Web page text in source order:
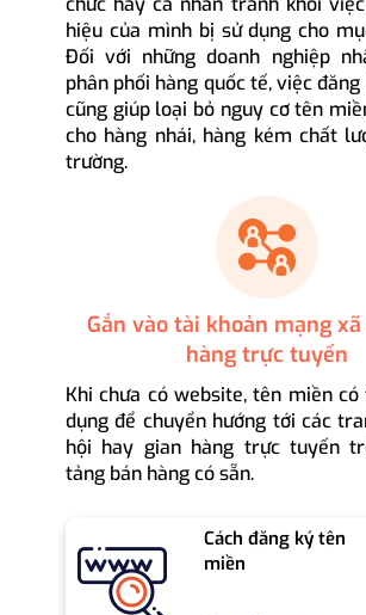
hiệu của mình bị sử dụng cho
Đối với những doanh nghiệp
phân phối hàng quốc tế, việc
cũng giúp loại bỏ nguy cơ tên
cho hàng nhái, hàng kém chất
trường.
Gắn vào tài khoản mạng
hàng trực tuyến
Khi chưa có website, tên miền
dụng để chuyển hướng tới các
hội hay gian hàng trực tuyến
tảng bán hàng có sẵn.
Cách đăng ký tên
miền